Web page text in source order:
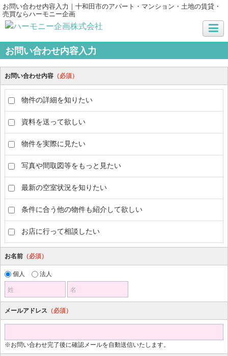
お問い合わせ内容入力｜十和田市のアパート・マンション・土地の賃貸・
売買ならハーモニー企画
お問い合わせ内容入力
お問い合わせ内容 （必須）
物件の詳細を知りたい
資料を送って欲しい
物件を実際に見たい
写真や間取図等をもっと見たい
最新の空室状況を知りたい
条件に合う他の物件も紹介して欲しい
お店に行って相談したい
お名前 （必須）
個人 法人
姓 名
メールアドレス （必須）
※お問い合わせ完了後に確認メールを自動送信いたします。